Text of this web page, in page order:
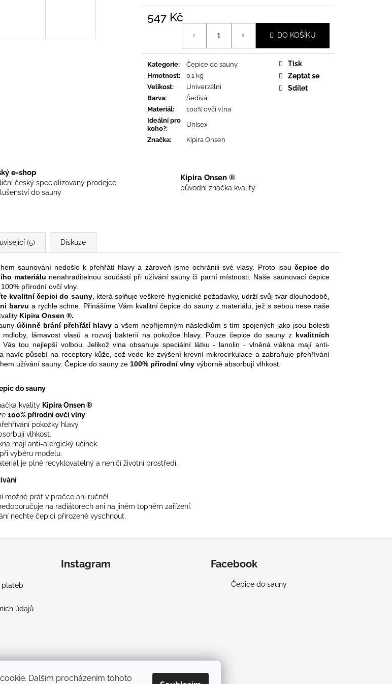
Dalším procházením tohoto
547 Kč
DO KOŠÍKU
Kategorie:
Čepice do sauny
Hmotnost:
0.1 kg
Velikost:
Univerzální
Barva:
Šedivá
Materiál:
100% ovčí vlna
Ideální pro
koho?:
Unisex
Značka: Kipira Onsen
Tisk
Zeptat se
Sdílet
e-shop
český specializovaný prodejce
do sauny
Kipira Onsen ®
původní značka kvality
(5) Diskuze
saunování nedošlo k přehřátí hlavy a zároveň jsme ochránili své vlasy. Proto jsou čepice do
materiálu nenahraditelnou součástí při užívání sauny či parní místnosti. Naše saunovací čepice
přírodní ovčí vlny.
kvalitní čepici do sauny, která splňuje veškeré hygienické požadavky, udrží svůj tvar dlouhodobě,
barvu a rychle schne. Přinášíme Vám kvalitní čepice do sauny z materiálu, jež s sebou nese naše
Kipira Onsen ®.
účinně brání přehřátí hlavy a všem nepříjemným následkům s tím spojených jako jsou bolesti
mdloby, lámavost vlasů a rozvoj bakterií na pokožce hlavy. Pouze čepice do sauny z kvalitních
Vás tou nejlepší volbou. Jelikož vlna obsahuje speciální látku - lanolin - vlněná vlákna mají anti-
navíc působí na receptory kůže, což vede ke zvýšení krevní mikrocirkulace a zabraňuje přehřívání
užívání sauny. Čepice do sauny ze 100% přírodní vlny výborně absorbují vlhkost.
do sauny
kvality Kipira Onsen ®
100% přírodní ovčí vlny.
pokožky hlavy.
vlhkost.
mají anti-alergický účinek.
výběru modelu.
je plně recyklovatelný a neničí životní prostředí.
možné prát v pračce ani ručně!
na radiátorech ani na jiném topném zařízení.
nechte čepici přirozeně vyschnout.
plateb
údajů
Instagram
Sledovat na Instagramu
Facebook
Čepice do sauny